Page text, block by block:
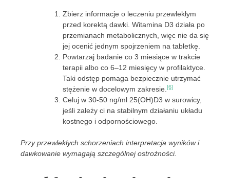
Zbierz informacje o leczeniu przewlekłym
przed korektą dawki. Witamina D3 działa po
przemianach metabolicznych, więc nie da się
jej ocenić jednym spojrzeniem na tabletkę.
Powtarzaj badanie co 3 miesiące w trakcie
terapii albo co 6–12 miesięcy w profilaktyce.
Taki odstęp pomaga bezpiecznie utrzymać
stężenie w docelowym zakresie. [6]
Celuj w 30-50 ng/ml 25(OH)D3 w surowicy,
jeśli zależy ci na stabilnym działaniu układu
kostnego i odpornościowego.
Przy przewlekłych schorzeniach interpretacja wyników i
dawkowanie wymagają szczególnej ostrożności.